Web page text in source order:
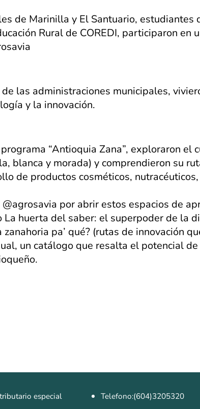
de Marinilla y El Santuario, estudiantes
Rural de COREDI, participaron
las administraciones municipales,
y la innovación.
“Antioquia Zana”, exploraron
blanca y morada) y comprendieron su
de productos cosméticos,
por abrir estos espacios de
La huerta del saber: el superpoder de la
zanahoria pa’ qué? (rutas de innovación
un catálogo que resalta el potencial
especial
Telefono:(604)3205320